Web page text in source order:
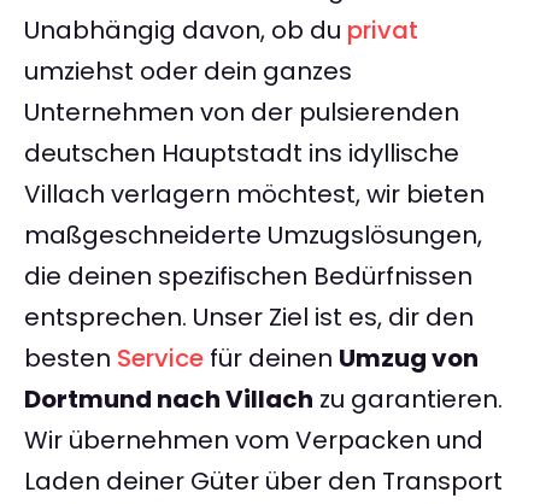
Unabhängig davon, ob du privat
umziehst oder dein ganzes
Unternehmen von der pulsierenden
deutschen Hauptstadt ins idyllische
Villach verlagern möchtest, wir bieten
maßgeschneiderte Umzugslösungen,
die deinen spezifischen Bedürfnissen
entsprechen. Unser Ziel ist es, dir den
besten Service für deinen Umzug von
Dortmund nach Villach zu garantieren.
Wir übernehmen vom Verpacken und
Laden deiner Güter über den Transport